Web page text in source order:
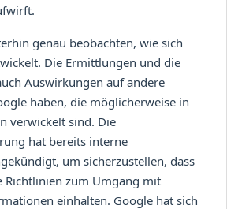
genau beobachten, wie sich
Die Ermittlungen und die
Auswirkungen auf andere
haben, die möglicherweise in
verwickelt sind. Die
hat bereits interne
um sicherzustellen, dass
Richtlinien zum Umgang mit
einhalten. Google hat sich